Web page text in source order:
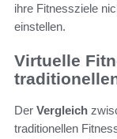
ihre Fitnessziele
einstellen.
Virtuelle
Der Vergleich
traditionellen